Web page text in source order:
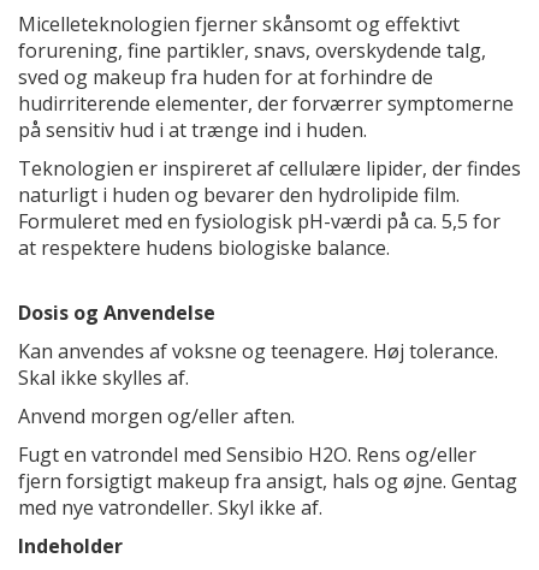
Micelleteknologien fjerner skånsomt og effektivt
forurening, fine partikler, snavs, overskydende talg,
sved og makeup fra huden for at forhindre de
hudirriterende elementer, der forværrer symptomerne
på sensitiv hud i at trænge ind i huden.
Teknologien er inspireret af cellulære lipider, der findes
naturligt i huden og bevarer den hydrolipide film.
Formuleret med en fysiologisk pH-værdi på ca. 5,5 for
at respektere hudens biologiske balance.
Dosis og Anvendelse
Kan anvendes af voksne og teenagere. Høj tolerance.
Skal ikke skylles af.
Anvend morgen og/eller aften.
Fugt en vatrondel med Sensibio H2O. Rens og/eller
fjern forsigtigt makeup fra ansigt, hals og øjne. Gentag
med nye vatrondeller. Skyl ikke af.
Indeholder